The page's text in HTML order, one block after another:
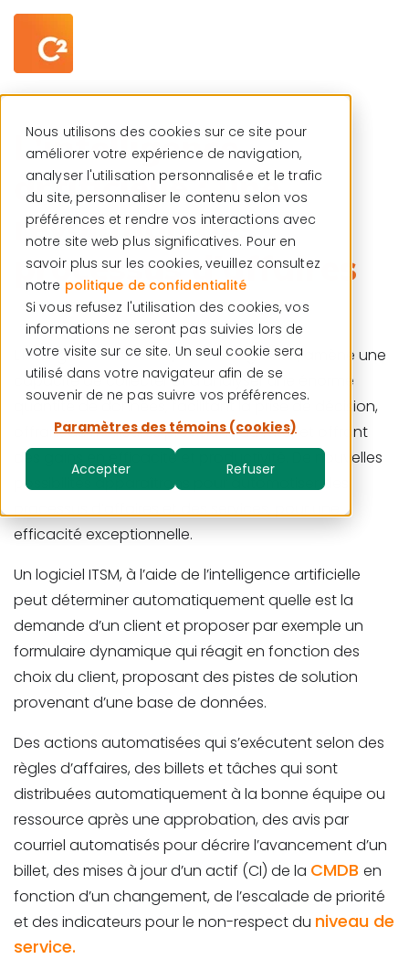
Nous utilisons des cookies sur ce site pour
améliorer votre expérience de navigation,
analyser l'utilisation personnalisée et le trafic
du site, personnaliser le contenu selon vos
préférences et rendre vos interactions avec
notre site web plus significatives. Pour en
savoir plus sur les cookies, veuillez consultez
notre politique de confidentialité
Si vous refusez l'utilisation des cookies, vos
informations ne seront pas suivies lors de
votre visite sur ce site. Un seul cookie sera
utilisé dans votre navigateur afin de se
souvenir de ne pas suivre vos préférences.
Paramètres des témoins (cookies)
Accepter Refuser
Centre de ressources
Français
L'intelligence
artificielle : une
révolution des
processus d'affaires
L’Intelligence Artificielle, avec leBig Data, amène une
capacité de collecter et d’analyser une énorme
quantité de données, facilitant la prise de décision,
offrant de meilleures prévisions du futur et offrant
des gains en efficacité et productivité. De nouvelles
possibilités apparaîtrons pour automatiser des
efficacité exceptionnelle.
Un logiciel ITSM, à l’aide de l’intelligence artificielle
peut déterminer automatiquement quelle est la
demande d’un client et proposer par exemple un
formulaire dynamique qui réagit en fonction des
choix du client, proposant des pistes de solution
provenant d’une base de données.
Des actions automatisées qui s’exécutent selon des
règles d’affaires, des billets et tâches qui sont
distribuées automatiquement à la bonne équipe ou
ressource après une approbation, des avis par
courriel automatisés pour décrire l’avancement d’un
billet, des mises à jour d’un actif (CI) de la CMDB en
fonction d’un changement, de l’escalade de priorité
et des indicateurs pour le non-respect du niveau de
service.